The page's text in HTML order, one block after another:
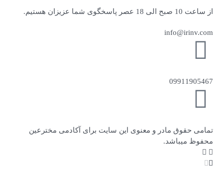
از ساعت 10 صبح الی 18 عصر پاسخگوی شما عزیزان هستیم.
info@irinv.com
09911905467
تمامی حقوق مادر و معنوی این سایت برای آکادمی مخترعین
محفوظ میباشد.